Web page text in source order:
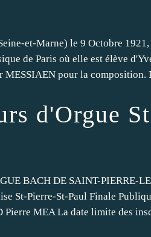
et-Marne) le 9 Octobre
de Paris où elle est élève
pour la composition.
d'Orgue
BACH DE SAINT-PIERRE-
St-Pierre-St-Paul Finale
Pierre MEA La date limite des